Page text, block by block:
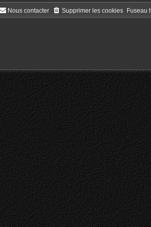
Fuseau
Supprimer les cookies
Nous contacter